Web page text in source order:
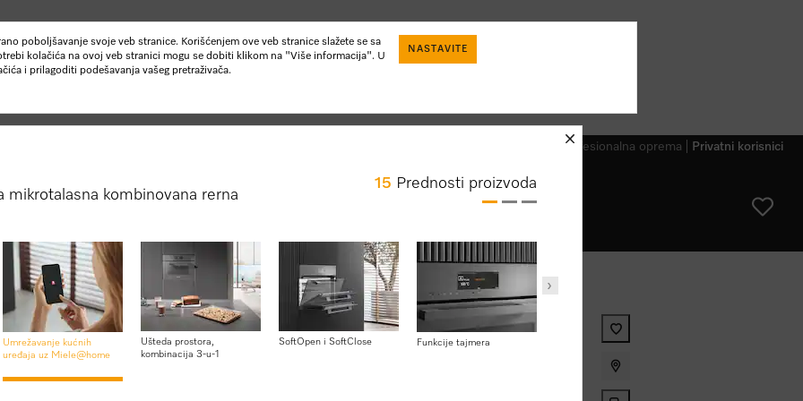
poboljšavanje svoje veb stranice. Korišćenjem ove veb stranice slažete se sa
kolačića na ovoj veb stranici mogu se dobiti klikom na "Više informacija". U
i prilagoditi podešavanja vašeg pretraživača.
NASTAVITE
i kuvanje na pari Mikrotalasne kombinovane rerne
H 7240 BM
Kompaktna mikrotalasna kombinovana rerna sa besprekornim
Privatni korisnici
Profesionalna oprema
mikrotalasna kombinovana rerna
15 Prednosti proizvoda
Umrežavanje kućnih
uređaja uz Miele@home
Ušteda prostora,
kombinacija 3-u-1
SoftOpen i SoftClose Funkcije tajmera MultiLingua
schliessen